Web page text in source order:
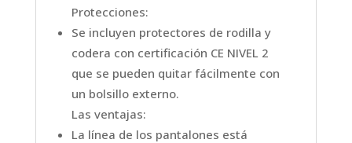
Protecciones:
Se incluyen protectores de rodilla y
codera con certificación CE NIVEL 2
que se pueden quitar fácilmente con
un bolsillo externo.
Las ventajas:
La línea de los pantalones está